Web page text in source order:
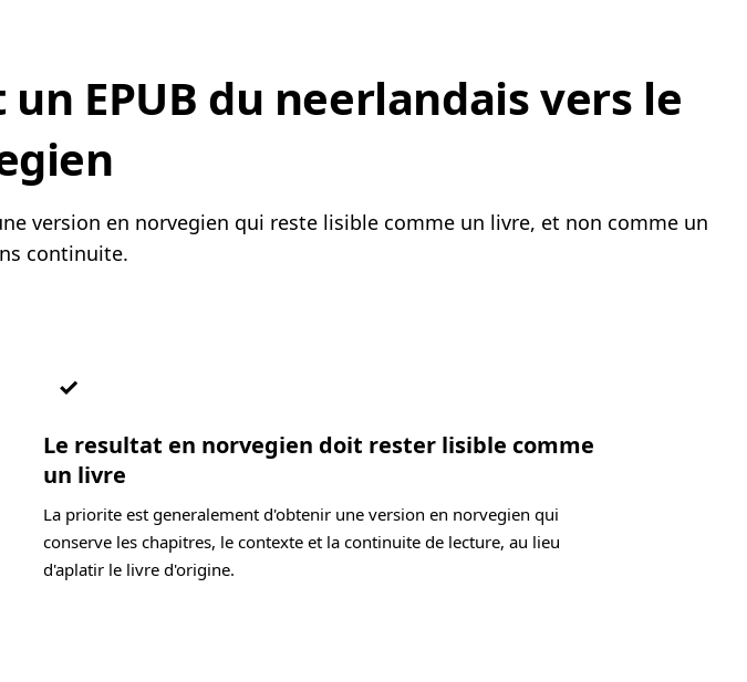
EPUB du neerlandais vers le
version en norvegien qui reste lisible comme un livre, et non comme un
continuite.
✓
Le resultat en norvegien doit rester lisible comme
un livre
La priorite est generalement d'obtenir une version en norvegien qui
conserve les chapitres, le contexte et la continuite de lecture, au lieu
d'aplatir le livre d'origine.